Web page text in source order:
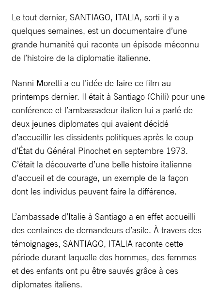
Le tout dernier, SANTIAGO, ITALIA, sorti il y a
quelques semaines, est un documentaire d’une
grande humanité qui raconte un épisode méconnu
de l’histoire de la diplomatie italienne.
Nanni Moretti a eu l’idée de faire ce film au
printemps dernier. Il était à Santiago (Chili) pour une
conférence et l’ambassadeur italien lui a parlé de
deux jeunes diplomates qui avaient décidé
d’accueillir les dissidents politiques après le coup
d’État du Général Pinochet en septembre 1973.
C’était la découverte d’une belle histoire italienne
d’accueil et de courage, un exemple de la façon
dont les individus peuvent faire la différence.
L’ambassade d’Italie à Santiago a en effet accueilli
des centaines de demandeurs d’asile. À travers des
témoignages, SANTIAGO, ITALIA raconte cette
période durant laquelle des hommes, des femmes
et des enfants ont pu être sauvés grâce à ces
diplomates italiens.